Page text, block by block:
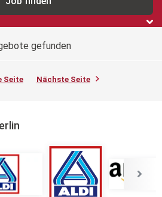
gefunden
Seite Nächste Seite